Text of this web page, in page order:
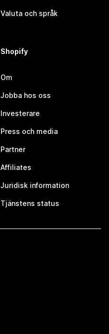
Valuta och språk
Shopify
Om
Jobba hos oss
Investerare
Press och media
Partner
Affiliates
Juridisk information
Tjänstens status